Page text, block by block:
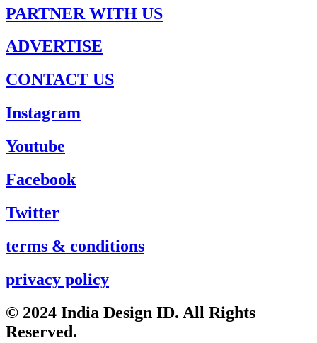
PARTNER WITH US
ADVERTISE
CONTACT US
Instagram
Youtube
Facebook
Twitter
terms & conditions
privacy policy
© 2024 India Design ID. All Rights
Reserved.